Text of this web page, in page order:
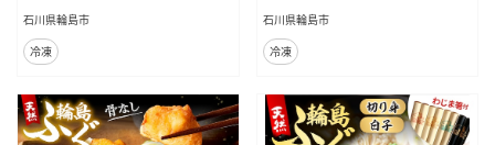
石川県輪島市
冷凍
石川県輪島市
冷凍